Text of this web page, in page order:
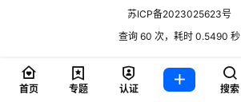
苏ICP备2023025623号
查询 60 次，耗时 0.5490 秒
首页 专题 认证 搜索